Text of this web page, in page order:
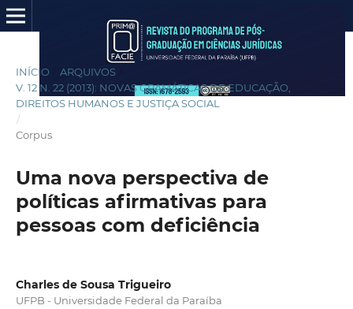
INÍCIO ARQUIVOS
V. 12 N. 22 (2013): NOVAS GRAMÁTICAS DE EDUCAÇÃO,
DIREITOS HUMANOS E JUSTIÇA SOCIAL
/
Corpus
Uma nova perspectiva de
políticas afirmativas para
pessoas com deficiência
Charles de Sousa Trigueiro
UFPB - Universidade Federal da Paraíba